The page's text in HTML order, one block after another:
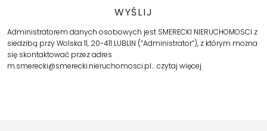
Administratorem danych osobowych jest SMERECKI NIERUCHOMOSCI z
siedzibą przy Wolska 11, 20-411 LUBLIN (“Administrator”), z którym można
się skontaktować przez adres
m.smerecki@smerecki.nieruchomosci.pl…czytaj więcej